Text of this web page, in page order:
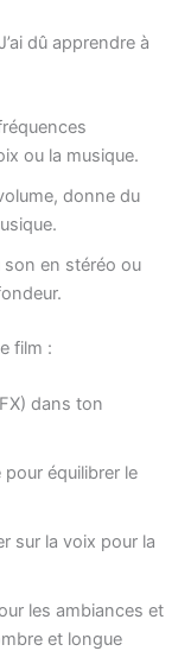
dû apprendre à
ou la musique.
donne du
son en stéréo ou
film :
dans ton
équilibrer le
sur la voix pour la
les ambiances et
et longue